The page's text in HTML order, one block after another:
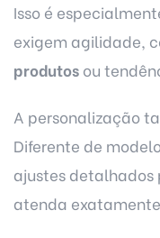
Isso é
exigem agilidade,
produtos ou
A personalização
Diferente de
ajustes detalhados
atenda